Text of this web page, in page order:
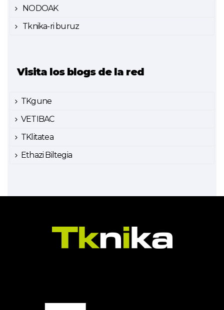
NODOAK
Tknika-ri buruz
Visita los blogs de la red
TKgune
VETIBAC
TKlitatea
Ethazi Biltegia